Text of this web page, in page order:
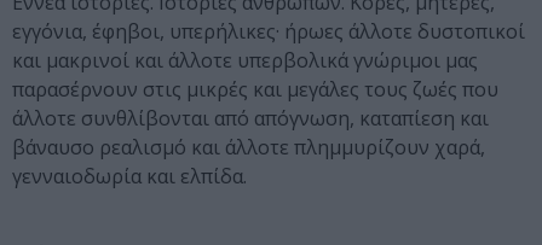
εγγόνια, έφηβοι, υπερήλικες· ήρωες άλλοτε δυστοπικοί
και μακρινοί και άλλοτε υπερβολικά γνώριμοι μας
παρασέρνουν στις μικρές και μεγάλες τους ζωές που
άλλοτε συνθλίβονται από απόγνωση, καταπίεση και
βάναυσο ρεαλισμό και άλλοτε πλημμυρίζουν χαρά,
γενναιοδωρία και ελπίδα.